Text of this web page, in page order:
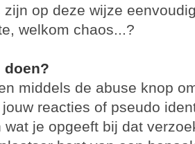
op deze wijze
welkom chaos...?
doen?
middels de abuse knop
reacties of pseudo
wat je opgeeft bij dat